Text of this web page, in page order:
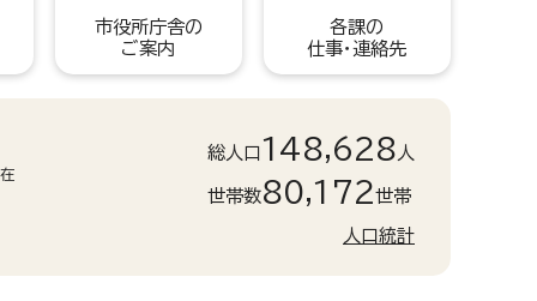
市役所庁舎の
ご案内
各課の
仕事・連絡先
総人口 148,628 人
世帯数80,172世帯
人口統計